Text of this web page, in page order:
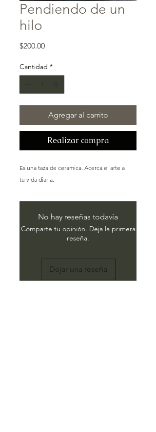
Pendiendo de un
hilo
$200.00Precio
Cantidad *
Agregar al carrito
Realizar compra
Es una taza de ceramica. Acerca el arte a
tu vida diaria.
No hay reseñas todavía
Comparte tu opinión. Deja la primera
reseña.
Dejar una reseña